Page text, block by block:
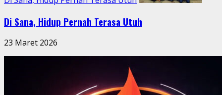
Di Sana, Hidup Pernah Terasa Utuh
23 Maret 2026